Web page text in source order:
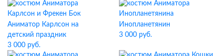
Аниматор Карлсон на
детский праздник
3 000 руб.
Инопланетянин
3 000 руб.